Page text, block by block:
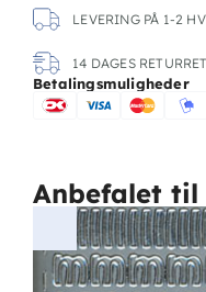
LEVERING PÅ 1-2
14 DAGES RETURRET
Betalingsmuligheder
Anbefalet til